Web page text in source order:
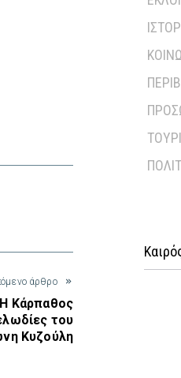
άρθρο
Κάρπαθος
του
Κυζούλη